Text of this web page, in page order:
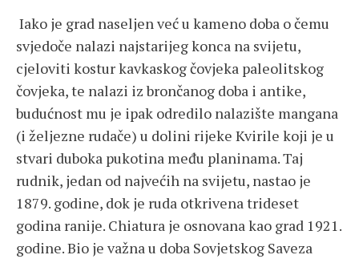
Iako je grad naseljen već u kameno doba o čemu
svjedoče nalazi najstarijeg konca na svijetu,
cjeloviti kostur kavkaskog čovjeka paleolitskog
čovjeka, te nalazi iz brončanog doba i antike,
budućnost mu je ipak odredilo nalazište mangana
(i željezne rudače) u dolini rijeke Kvirile koji je u
stvari duboka pukotina među planinama. Taj
rudnik, jedan od najvećih na svijetu, nastao je
1879. godine, dok je ruda otkrivena trideset
godina ranije. Chiatura je osnovana kao grad 1921.
godine. Bio je važna u doba Sovjetskog Saveza